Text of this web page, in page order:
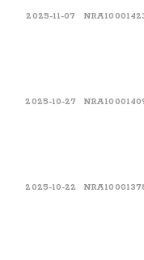
2025-11-07
2025-10-27
2025-10-22